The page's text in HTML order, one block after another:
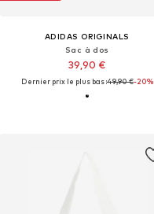
ADIDAS ORIGINALS
Sac à dos
39,90 €
Dernier prix le plus bas :49,90 €-20%